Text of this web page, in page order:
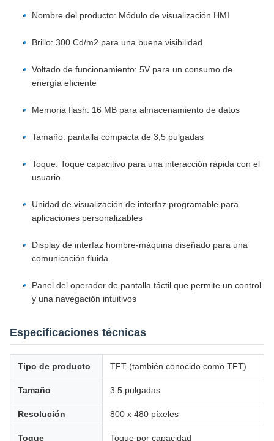
Nombre del producto: Módulo de visualización HMI
Brillo: 300 Cd/m2 para una buena visibilidad
Voltado de funcionamiento: 5V para un consumo de
energía eficiente
Memoria flash: 16 MB para almacenamiento de datos
Tamaño: pantalla compacta de 3,5 pulgadas
Toque: Toque capacitivo para una interacción rápida con el
usuario
Unidad de visualización de interfaz programable para
aplicaciones personalizables
Display de interfaz hombre-máquina diseñado para una
comunicación fluida
Panel del operador de pantalla táctil que permite un control
y una navegación intuitivos
Especificaciones técnicas
Tipo de producto TFT (también conocido como TFT)
Tamaño 3.5 pulgadas
Resolución 800 x 480 píxeles
Toque Toque por capacidad